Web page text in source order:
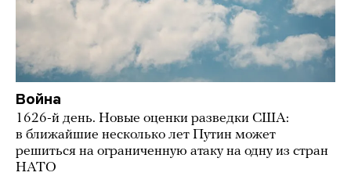
Война
1626-й день. Новые оценки разведки США:
в ближайшие несколько лет Путин может
решиться на ограниченную атаку на одну из стран
НАТО